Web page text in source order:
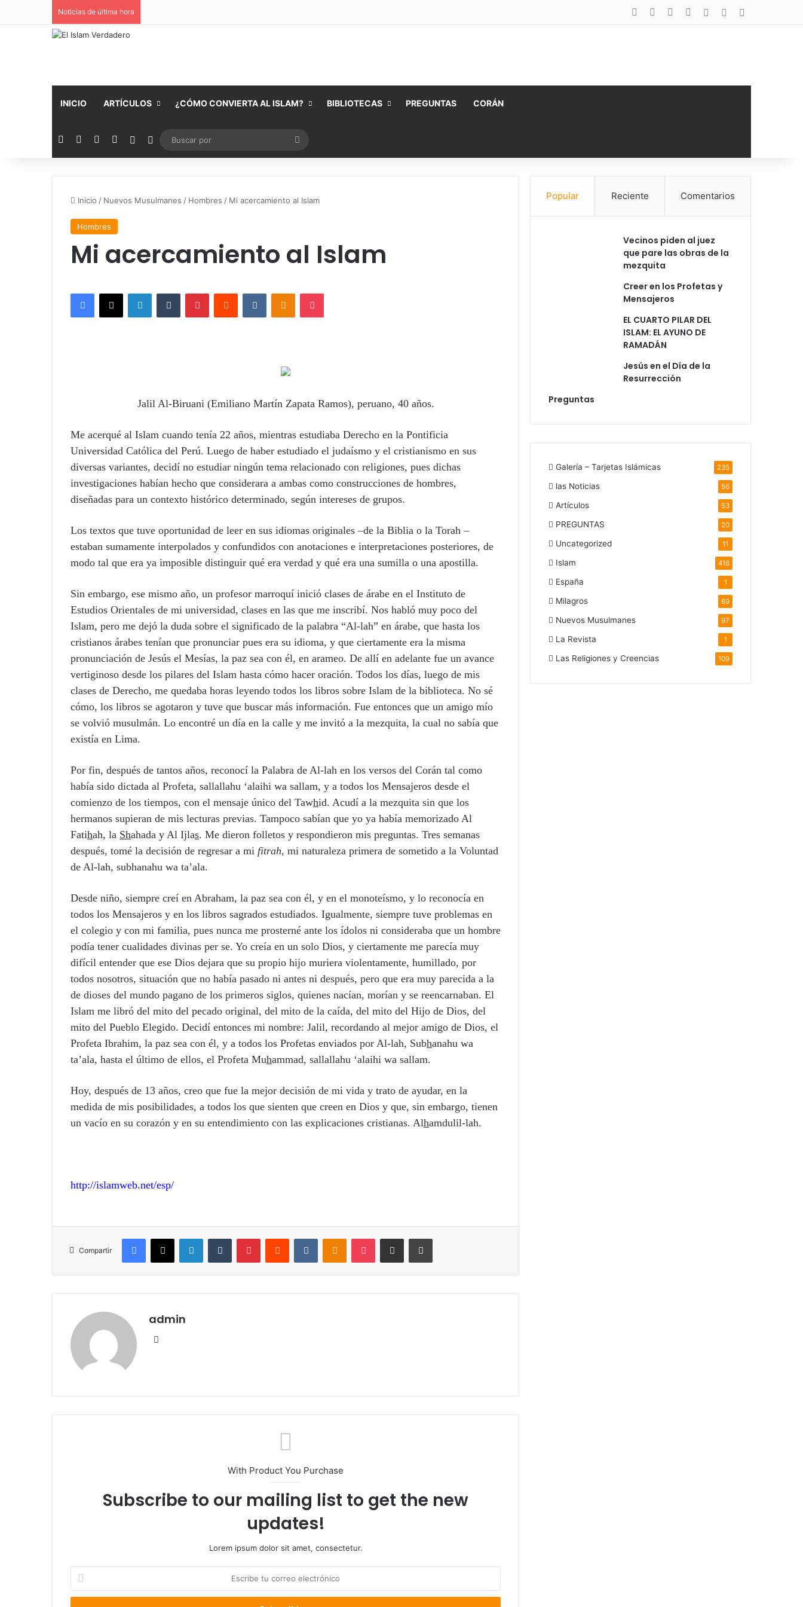
Noticias de última hora Facebook YouTubeInstagramAccesoPublicación al
INICIO ARTÍCULOS ¿CÓMO CONVIERTA AL ISLAM? BIBLIOTECAS PREGUNTAS CORÁN
Facebook YouTubeInstagramPublicación al azar
Switch skin
por
Inicio / Nuevos Musulmanes / Hombres / Mi acercamiento al Islam
Hombres
Mi acercamiento al Islam
Jalil Al-Biruani (Emiliano Martín Zapata Ramos), peruano, 40 años.
Me acerqué al Islam cuando tenía 22 años, mientras estudiaba Derecho en la Pontificia
Universidad Católica del Perú. Luego de haber estudiado el judaísmo y el cristianismo en sus
diversas variantes, decidí no estudiar ningún tema relacionado con religiones, pues dichas
investigaciones habían hecho que considerara a ambas como construcciones de hombres,
diseñadas para un contexto histórico determinado, según intereses de grupos.
Los textos que tuve oportunidad de leer en sus idiomas originales –de la Biblia o la Torah –
estaban sumamente interpolados y confundidos con anotaciones e interpretaciones posteriores, de
modo tal que era ya imposible distinguir qué era verdad y qué era una sumilla o una apostilla.
Sin embargo, ese mismo año, un profesor marroquí inició clases de árabe en el Instituto de
Estudios Orientales de mi universidad, clases en las que me inscribí. Nos habló muy poco del
Islam, pero me dejó la duda sobre el significado de la palabra “Al-lah” en árabe, que hasta los
cristianos árabes tenían que pronunciar pues era su idioma, y que ciertamente era la misma
pronunciación de Jesús el Mesías, la paz sea con él, en arameo. De allí en adelante fue un avance
vertiginoso desde los pilares del Islam hasta cómo hacer oración. Todos los días, luego de mis
clases de Derecho, me quedaba horas leyendo todos los libros sobre Islam de la biblioteca. No sé
cómo, los libros se agotaron y tuve que buscar más información. Fue entonces que un amigo mío
se volvió musulmán. Lo encontré un día en la calle y me invitó a la mezquita, la cual no sabía que
existía en Lima.
Por fin, después de tantos años, reconocí la Palabra de Al-lah en los versos del Corán tal como
había sido dictada al Profeta, sallallahu ‘alaihi wa sallam, y a todos los Mensajeros desde el
comienzo de los tiempos, con el mensaje único del Tawhid. Acudí a la mezquita sin que los
hermanos supieran de mis lecturas previas. Tampoco sabían que yo ya había memorizado Al
Fatihah, la Shahada y Al Ijlas. Me dieron folletos y respondieron mis preguntas. Tres semanas
después, tomé la decisión de regresar a mi fitrah, mi naturaleza primera de sometido a la Voluntad
de Al-lah, subhanahu wa ta’ala.
Desde niño, siempre creí en Abraham, la paz sea con él, y en el monoteísmo, y lo reconocía en
todos los Mensajeros y en los libros sagrados estudiados. Igualmente, siempre tuve problemas en
el colegio y con mi familia, pues nunca me prosterné ante los ídolos ni consideraba que un hombre
podía tener cualidades divinas per se. Yo creía en un solo Dios, y ciertamente me parecía muy
difícil entender que ese Dios dejara que su propio hijo muriera violentamente, humillado, por
todos nosotros, situación que no había pasado ni antes ni después, pero que era muy parecida a la
de dioses del mundo pagano de los primeros siglos, quienes nacían, morían y se reencarnaban. El
Islam me libró del mito del pecado original, del mito de la caída, del mito del Hijo de Dios, del
mito del Pueblo Elegido. Decidí entonces mi nombre: Jalil, recordando al mejor amigo de Dios, el
Profeta Ibrahim, la paz sea con él, y a todos los Profetas enviados por Al-lah, Subhanahu wa
ta’ala, hasta el último de ellos, el Profeta Muhammad, sallallahu ‘alaihi wa sallam.
Hoy, después de 13 años, creo que fue la mejor decisión de mi vida y trato de ayudar, en la
medida de mis posibilidades, a todos los que sienten que creen en Dios y que, sin embargo, tienen
un vacío en su corazón y en su entendimiento con las explicaciones cristianas. Alhamdulil-lah.
http://islamweb.net/esp/
Compartir
admin
With Product You Purchase
Subscribe to our mailing list to get the new
updates!
Lorem ipsum dolor sit amet, consectetur.
c
Popular Reciente Comentarios
Vecinos piden al juez
que pare las obras de la
mezquita
Creer en los Profetas y
Mensajeros
EL CUARTO PILAR DEL
ISLAM: EL AYUNO DE
RAMADÁN
Jesús en el Día de la
Resurrección
Preguntas
Galería – Tarjetas Islámicas 235
las Noticias 56
Artículos 53
PREGUNTAS 20
Uncategorized 11
Islam 416
España 1
Milagros 69
Nuevos Musulmanes 97
La Revista 1
Las Religiones y Creencias 109